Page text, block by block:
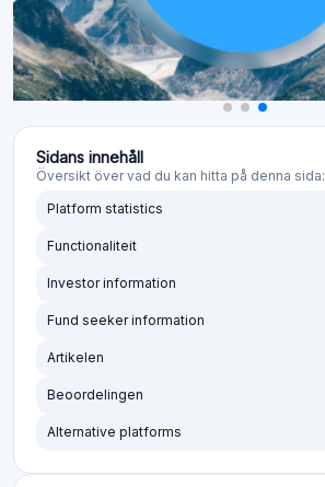
Sidans innehåll
Översikt över vad du kan hitta på denna sida:
Platform statistics
Functionaliteit
Investor information
Fund seeker information
Artikelen
Beoordelingen
Alternative platforms